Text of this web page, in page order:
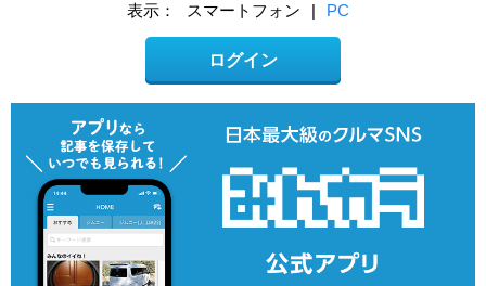
表示： スマートフォン | PC
ログイン